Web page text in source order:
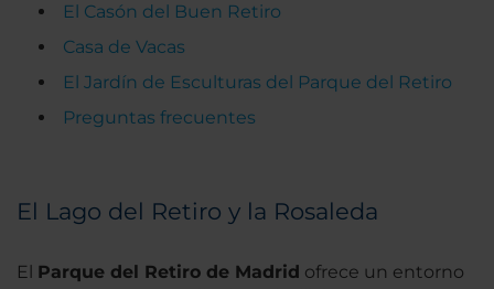
El Casón del Buen Retiro
Casa de Vacas
El Jardín de Esculturas del Parque del Retiro
Preguntas frecuentes
El Lago del Retiro y la Rosaleda
El Parque del Retiro de Madrid ofrece un entorno